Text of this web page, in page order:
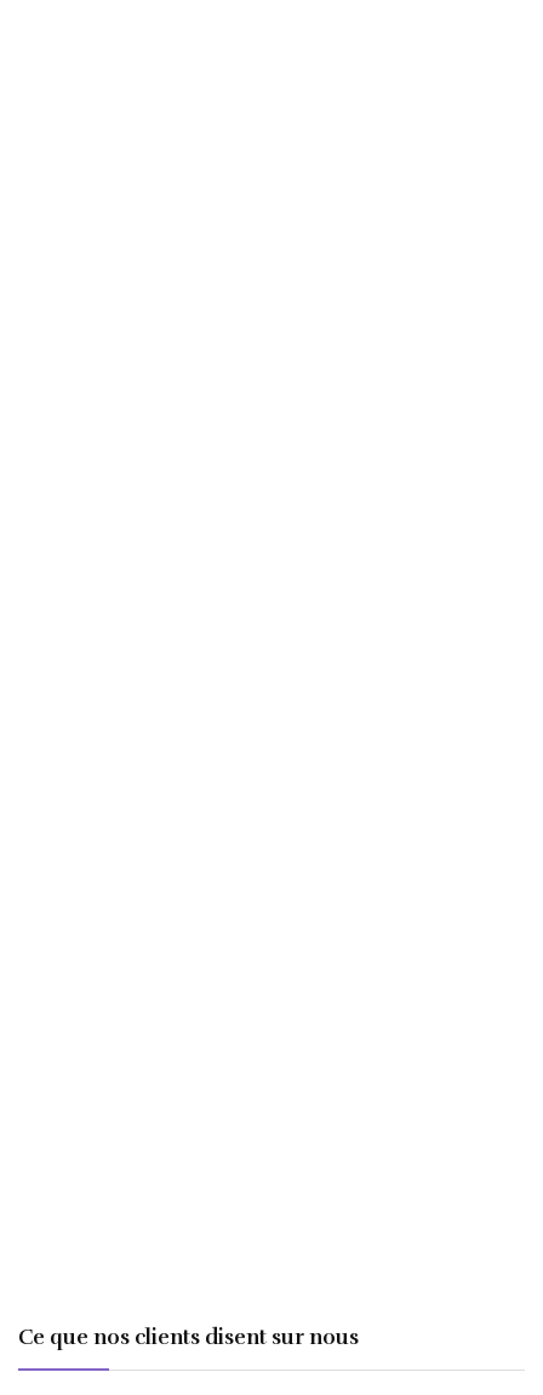
Ce que nos clients disent sur nous